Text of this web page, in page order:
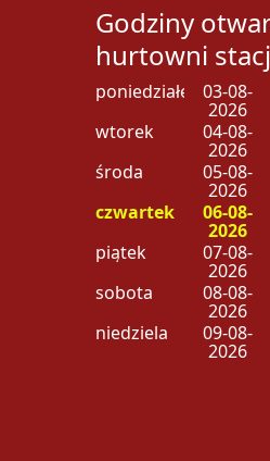
Godziny
hurtowni
poniedziałek 03-08-
2026
wtorek
04-08-
2026
środa
05-08-
2026
czwartek
06-08-
2026
piątek
07-08-
2026
sobota
08-08-
2026
niedziela
09-08-
2026